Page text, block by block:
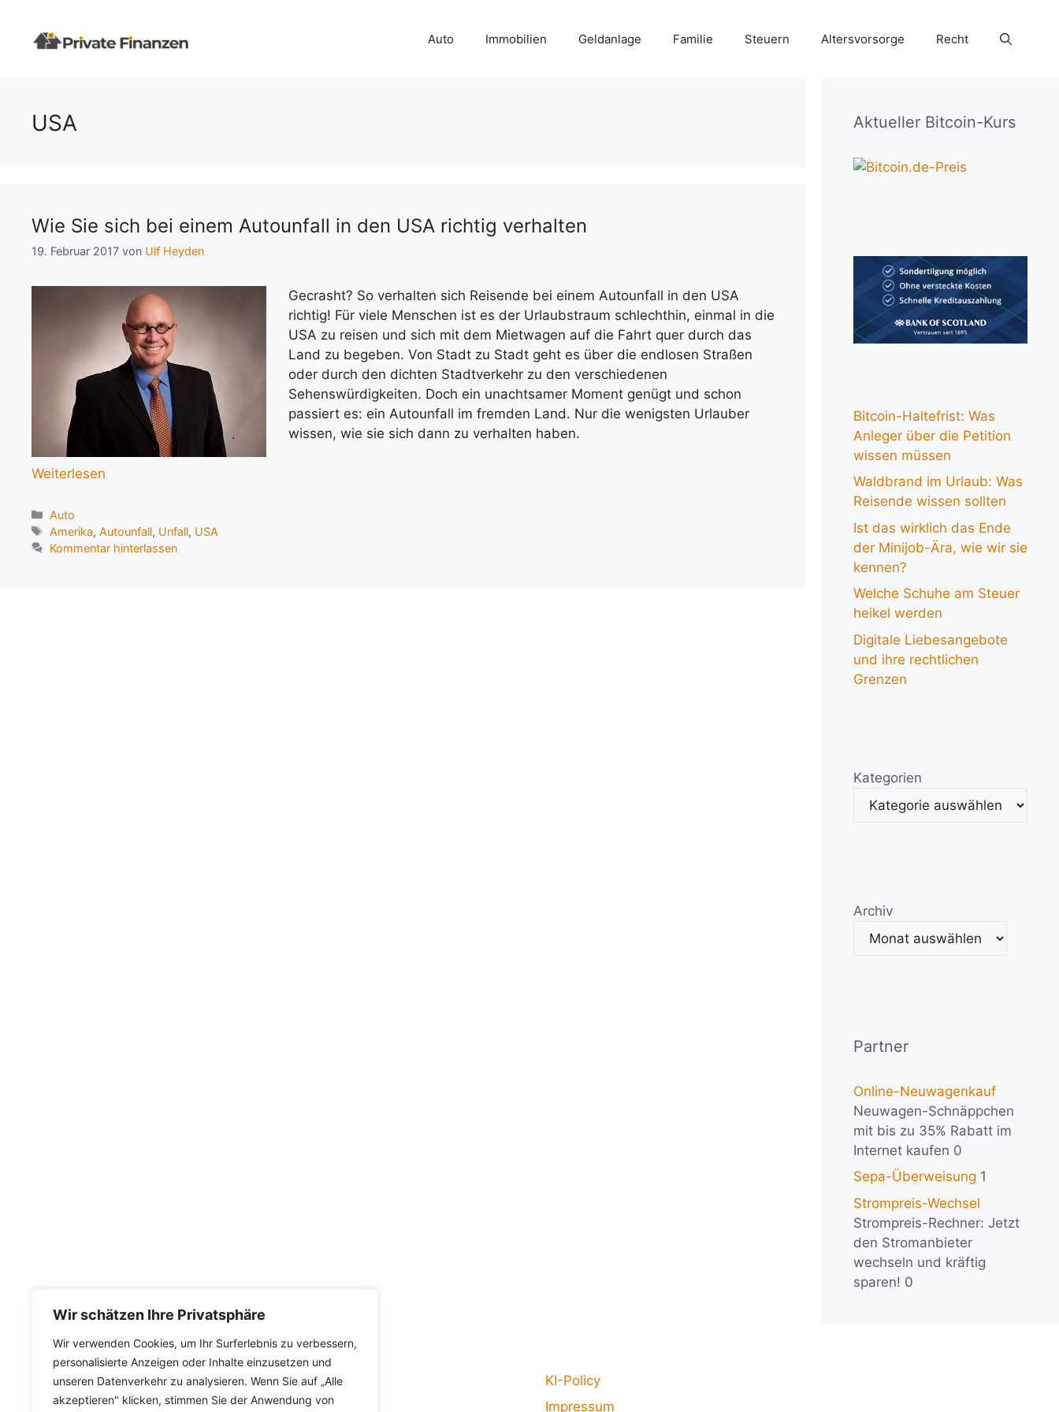
Wir schätzen Ihre Privatsphäre
Wir verwenden Cookies, um Ihr Surferlebnis zu verbessern,
personalisierte Anzeigen oder Inhalte einzusetzen und
unseren Datenverkehr zu analysieren. Wenn Sie auf „Alle
akzeptieren" klicken, stimmen Sie der Anwendung von
springen
Auto Immobilien Geldanlage Familie Steuern Altersvorsorge Recht
USA
Wie Sie sich bei einem Autounfall in den USA richtig verhalten
19. Februar 2017 von Ulf Heyden
Gecrasht? So verhalten sich Reisende bei einem Autounfall in den USA
richtig! Für viele Menschen ist es der Urlaubstraum schlechthin, einmal in die
USA zu reisen und sich mit dem Mietwagen auf die Fahrt quer durch das
Land zu begeben. Von Stadt zu Stadt geht es über die endlosen Straßen
oder durch den dichten Stadtverkehr zu den verschiedenen
Sehenswürdigkeiten. Doch ein unachtsamer Moment genügt und schon
passiert es: ein Autounfall im fremden Land. Nur die wenigsten Urlauber
wissen, wie sie sich dann zu verhalten haben.
Weiterlesen
Kategorien
Auto
Schlagwörter
Amerika,Autounfall, Unfall, USA
Kommentar hinterlassen
Aktueller Bitcoin-Kurs
Bitcoin-Haltefrist: Was
Anleger über die Petition
wissen müssen
Waldbrand im Urlaub: Was
Reisende wissen sollten
Ist das wirklich das Ende
der Minijob-Ära, wie wir sie
kennen?
Welche Schuhe am Steuer
heikel werden
Digitale Liebesangebote
und ihre rechtlichen
Grenzen
Kategorien
Archiv
Partner
Online-Neuwagenkauf
Neuwagen-Schnäppchen
mit bis zu 35% Rabatt im
Internet kaufen 0
Sepa-Überweisung 1
Strompreis-Wechsel
Strompreis-Rechner: Jetzt
den Stromanbieter
wechseln und kräftig
sparen! 0
KI-Policy
Impressum